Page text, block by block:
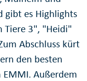
gibt es Highlights
Tiere 3", "Heidi"
Abschluss kürt
den besten
Außerdem